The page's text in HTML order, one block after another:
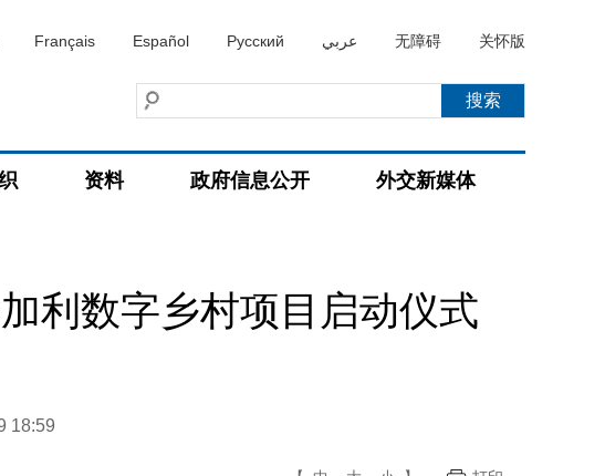
Français Español Русский عربي 无障碍 关怀版
资料 政府信息公开 外交新媒体
利数字乡村项目启动仪式
18:59